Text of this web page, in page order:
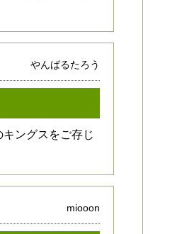
やんばるたろう
ングスをご存じ
miooon